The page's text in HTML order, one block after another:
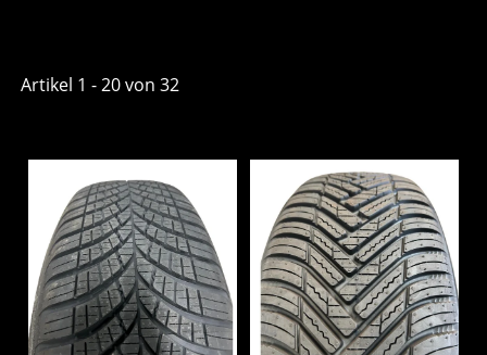
Artikel 1 - 20 von 32